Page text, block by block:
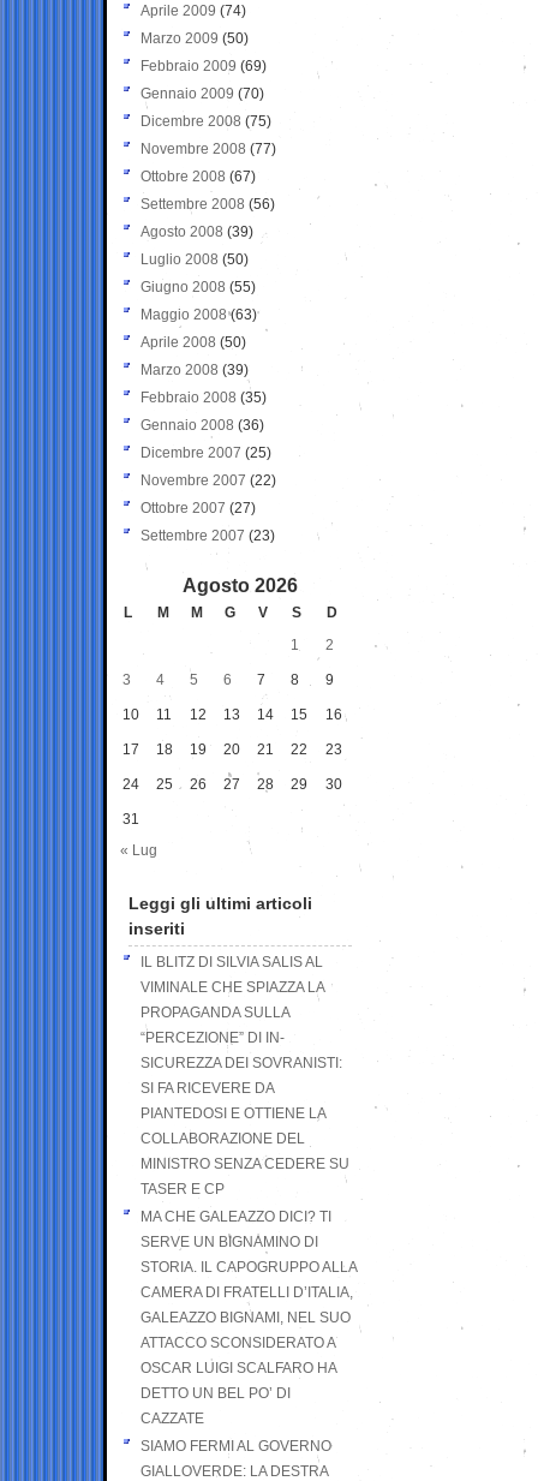
Aprile 2009 (74)
Marzo 2009 (50)
Febbraio 2009 (69)
Gennaio 2009 (70)
Dicembre 2008 (75)
Novembre 2008 (77)
Ottobre 2008 (67)
Settembre 2008 (56)
Agosto 2008 (39)
Luglio 2008 (50)
Giugno 2008 (55)
Maggio 2008(63)
Aprile 2008 (50)
Marzo 2008 (39)
Febbraio 2008 (35)
Gennaio 2008 (36)
Dicembre 2007 (25)
Novembre 2007 (22)
Ottobre 2007 (27)
Settembre 2007 (23)
Agosto 2026
L M M G V S
D
1
2
3 4 5 6 7 8 9
10 11 12 13 14 15 16
17 18 19 20 21 22 23
24 25 26 27 28 29 30
31
« Lug
Leggi gli ultimi articoli
inseriti
IL BLITZ DI SILVIA SALIS AL
VIMINALE CHE SPIAZZA LA
PROPAGANDA SULLA
“PERCEZIONE” DI IN-
SICUREZZA DEI SOVRANISTI:
SI FA RICEVERE DA
PIANTEDOSI E OTTIENE LA
COLLABORAZIONE DEL
MINISTRO SENZA CEDERE SU
TASER E CP
MA CHE GALEAZZO DICI? TI
SERVE UN BIGNAMINO DI
STORIA. IL CAPOGRUPPO ALLA
CAMERA DI FRATELLI D’ITALIA,
GALEAZZO BIGNAMI, NEL SUO
ATTACCO SCONSIDERATO A
OSCAR LUIGI SCALFARO HA
DETTO UN BEL PO’ DI
CAZZATE
SIAMO FERMI AL GOVERNO
GIALLOVERDE: LA DESTRA